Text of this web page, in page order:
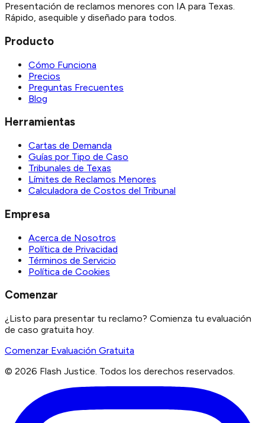
Presentación de reclamos menores con IA para Texas.
Rápido, asequible y diseñado para todos.
Producto
Cómo Funciona
Precios
Preguntas Frecuentes
Blog
Herramientas
Cartas de Demanda
Guías por Tipo de Caso
Tribunales de Texas
Límites de Reclamos Menores
Calculadora de Costos del Tribunal
Empresa
Acerca de Nosotros
Política de Privacidad
Términos de Servicio
Política de Cookies
Comenzar
¿Listo para presentar tu reclamo? Comienza tu evaluación
de caso gratuita hoy.
Comenzar Evaluación Gratuita
© 2026 Flash Justice. Todos los derechos reservados.